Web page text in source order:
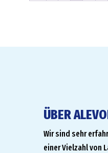
ÜBER
Wir sind sehr
einer Vielzahl von